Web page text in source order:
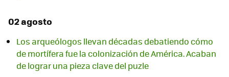
02 agosto
Los arqueólogos llevan décadas debatiendo cómo
de mortífera fue la colonización de América. Acaban
de lograr una pieza clave del puzle